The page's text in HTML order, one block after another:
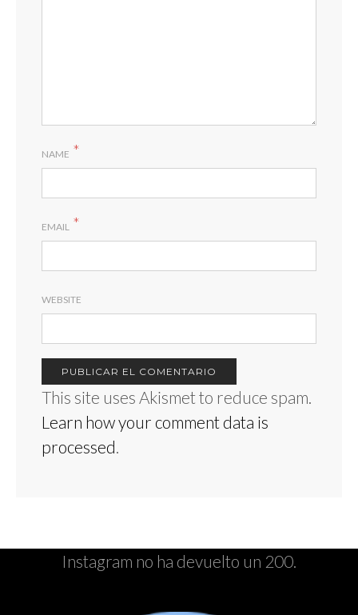
NAME *
EMAIL *
WEBSITE
This site uses Akismet to reduce spam.
Learn how your comment data is
processed.
Instagram no ha devuelto un 200.